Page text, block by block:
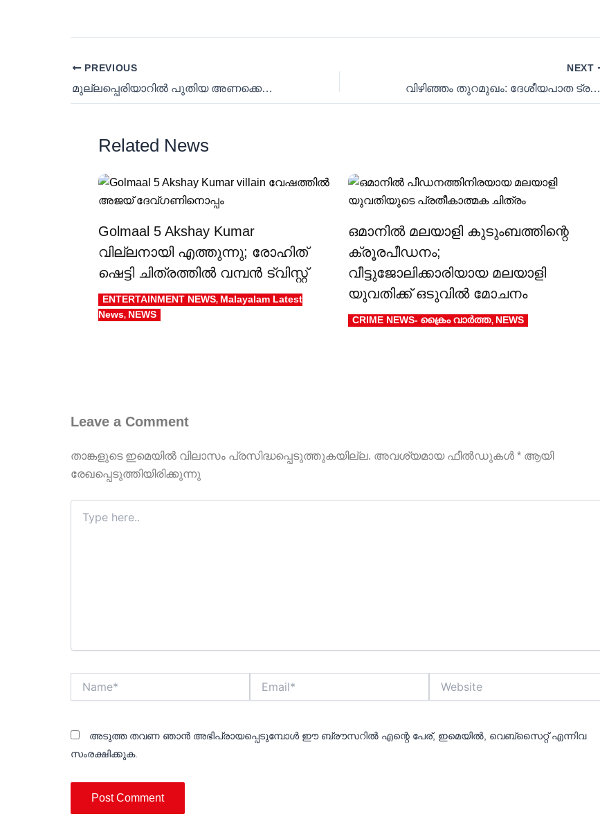
PREVIOUS
മുല്ലപ്പെരിയാറിൽ പുതിയ അണക്കെട്ട് അനുവദിക്കില്ല: ടിവികെ സർക്കാരിന്റെ ആദ്യ നയപ്രഖ്യാപനം
NEXT
വിഴിഞ്ഞം തുറമുഖം: ദേശീയപാത ട്രയൽ റൺ വൻ വിജയം
Related News
Golmaal 5 Akshay Kumar
വില്ലനായി എത്തുന്നു; രോഹിത്
ഷെട്ടി ചിത്രത്തിൽ വമ്പൻ ട്വിസ്റ്റ്
ENTERTAINMENT NEWS, Malayalam Latest
News, NEWS
ഒമാനിൽ മലയാളി കുടുംബത്തിന്റെ
ക്രൂരപീഡനം;
വീട്ടുജോലിക്കാരിയായ മലയാളി
യുവതിക്ക് ഒടുവിൽ മോചനം
CRIME NEWS- ക്രൈം വാർത്ത, NEWS
Leave a Comment
താങ്കളുടെ ഇമെയില്‍ വിലാസം പ്രസിദ്ധപ്പെടുത്തുകയില്ല. അവശ്യമായ ഫീല്‍ഡുകള്‍ * ആയി
രേഖപ്പെടുത്തിയിരിക്കുന്നു
here..
അടുത്ത തവണ ഞാൻ അഭിപ്രായപ്പെടുമ്പോൾ ഈ ബ്രൗസറിൽ എന്റെ പേര്, ഇമെയിൽ, വെബ്സൈറ്റ് എന്നിവ
സംരക്ഷിക്കുക.